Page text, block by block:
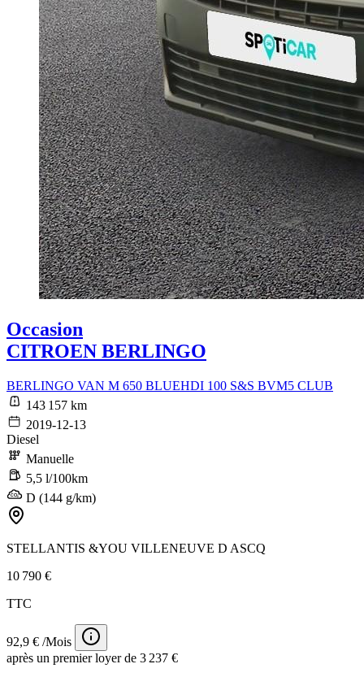
Occasion
CITROEN BERLINGO
BERLINGO VAN M 650 BLUEHDI 100 S&S BVM5 CLUB
143 157 km
2019-12-13
Diesel
Manuelle
5,5 l/100km
D (144 g/km)
STELLANTIS &YOU VILLENEUVE D ASCQ
10 790 €
TTC
92,9 € /Mois
après un premier loyer de 3 237 €